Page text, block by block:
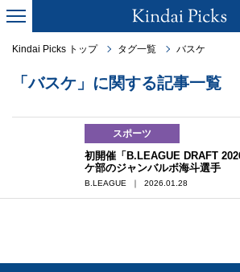
Kindai Picks トップ タグ一覧 バスケ
「バスケ」に関する記事一覧
スポーツ
初開催「B.LEAGUE DRAFT
ケ部のジャンバルボ海斗選手
B.LEAGUE ｜ 2026.01.28